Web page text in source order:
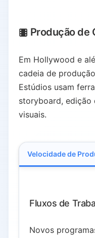
Produção de
Em Hollywood e
cadeia de
Estúdios usam
storyboard, edição
visuais.
Velocidade de
Fluxos de
Novos